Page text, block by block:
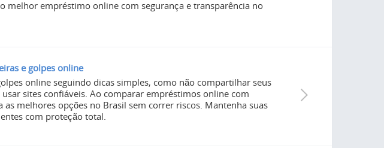
melhor empréstimo online com segurança e transparência no
e golpes online
online seguindo dicas simples, como não compartilhar seus
sites confiáveis. Ao comparar empréstimos online com
as melhores opções no Brasil sem correr riscos. Mantenha suas
com proteção total.